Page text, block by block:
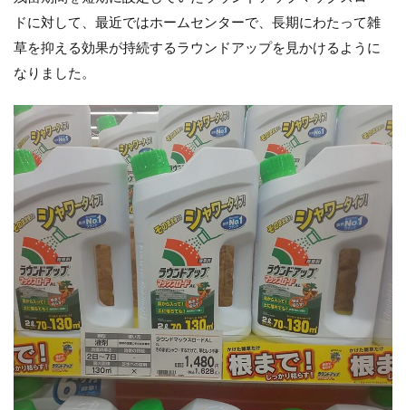
ドに対して、最近ではホームセンターで、長期にわたって雑
草を抑える効果が持続するラウンドアップを見かけるように
なりました。